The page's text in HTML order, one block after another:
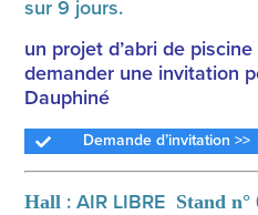
sur 9 jours.
un projet d’abri de
demander une invitation
Dauphiné
Demande d’invitation >>
Hall : AIR LIBRE Stand n°